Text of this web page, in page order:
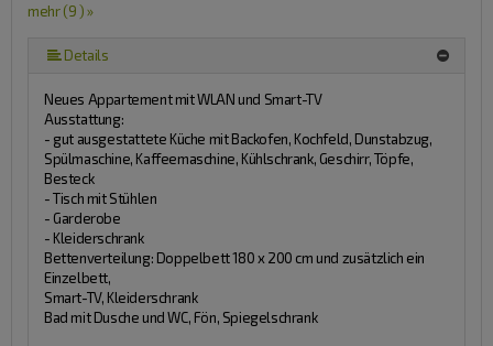
mehr (9 ) »
mehr (9 ) »
mehr (9 ) »
mehr (9 ) »
mehr (9 ) »
mehr (9 ) »
Details
Neues Appartement mit WLAN und Smart-TV
Ausstattung:
- gut ausgestattete Küche mit Backofen, Kochfeld, Dunstabzug,
Spülmaschine, Kaffeemaschine, Kühlschrank, Geschirr, Töpfe,
Besteck
- Tisch mit Stühlen
- Garderobe
- Kleiderschrank
Bettenverteilung: Doppelbett 180 x 200 cm und zusätzlich ein
Einzelbett,
Smart-TV, Kleiderschrank
Bad mit Dusche und WC, Fön, Spiegelschrank